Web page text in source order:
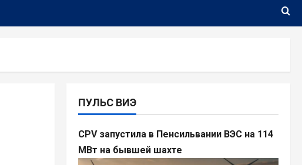
ПУЛЬС ВИЭ
CPV запустила в Пенсильвании ВЭС на 114
МВт на бывшей шахте